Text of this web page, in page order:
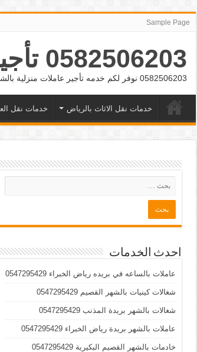
Sample Page
0582506203 تأجير عمالة منزلية بالشهر بالرياض وجده
0582506203 نوفر لكم خدمه تأجير عاملات منزلية بالشهر بالرياض وجده
خدمات نقل الاثاث بالرياض خدمات نقل
احدث الخدمات
عاملات بالساعه في بريده رياض الخبراء 0547295429
شغالات كينيات بالشهر القصيم 0547295429
شغالات بالشهر بريدة المذنب 0547295429
عاملات بالشهر بريدة رياض الخبراء 0547295429
خادمات بالشهر القصيم البكيرية 0547295429